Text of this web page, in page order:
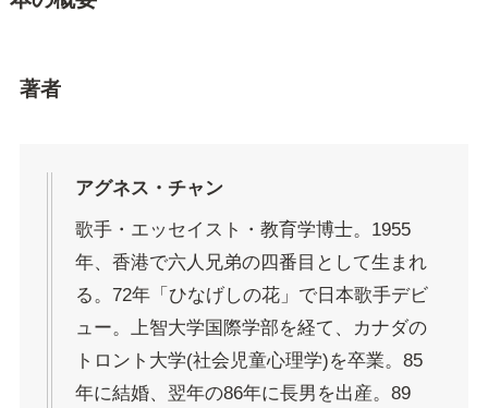
著者
アグネス・チャン
歌手・エッセイスト・教育学博士。1955
年、香港で六人兄弟の四番目として生まれ
る。72年「ひなげしの花」で日本歌手デビ
ュー。上智大学国際学部を経て、カナダの
トロント大学(社会児童心理学)を卒業。85
年に結婚、翌年の86年に長男を出産。89